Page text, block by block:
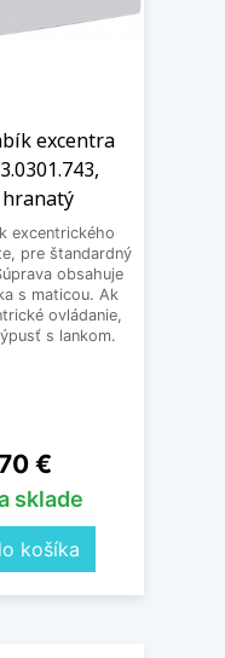
excentra
excentrického
pre štandardný
obsahuje
s maticou. Ak
ovládanie,
s lankom.
€
sklade
košíka